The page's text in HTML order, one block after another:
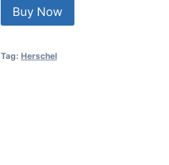
Buy Now
Tag: Herschel